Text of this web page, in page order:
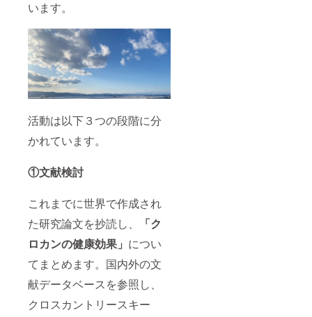
います。
活動は以下３つの段階に分
かれています。
①文献検討
これまでに世界で作成され
た研究論文を抄読し、
「ク
ロカンの健康効果」 につい
てまとめます。国内外の文
献データベースを参照し、
クロスカントリースキー